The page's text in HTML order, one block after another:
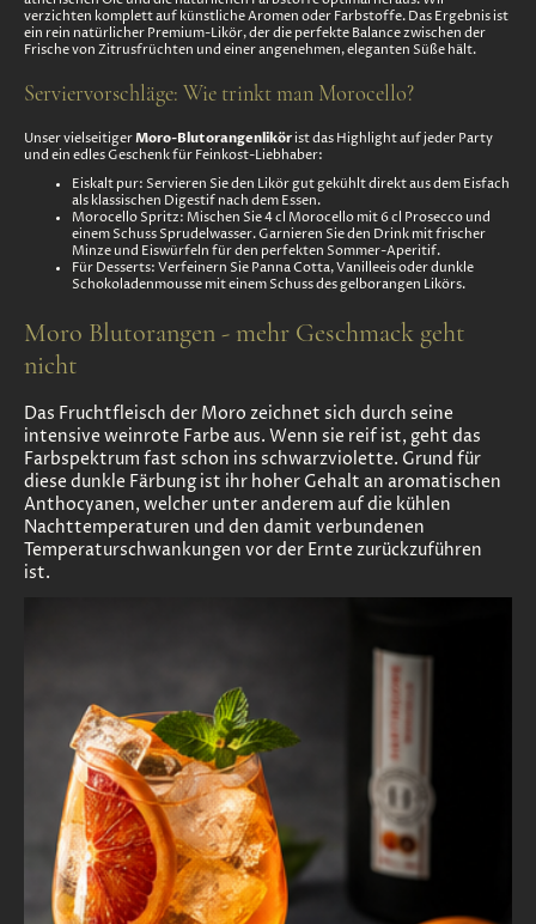
verzichten komplett auf künstliche Aromen oder Farbstoffe. Das Ergebnis ist
ein rein natürlicher Premium-Likör, der die perfekte Balance zwischen der
Frische von Zitrusfrüchten und einer angenehmen, eleganten Süße hält.
Serviervorschläge: Wie trinkt man Morocello?
Unser vielseitigerMoro-Blutorangenlikör ist das Highlight auf jeder Party
und ein edles Geschenk für Feinkost-Liebhaber:
Eiskalt pur: Servieren Sie den Likör gut gekühlt direkt aus dem Eisfach
als klassischen Digestif nach dem Essen.
Morocello Spritz: Mischen Sie 4 cl Morocello mit 6 cl Prosecco und
einem Schuss Sprudelwasser. Garnieren Sie den Drink mit frischer
Minze und Eiswürfeln für den perfekten Sommer-Aperitif.
Für Desserts: Verfeinern Sie Panna Cotta, Vanilleeis oder dunkle
Schokoladenmousse mit einem Schuss des gelborangen Likörs.
Moro Blutorangen - mehr Geschmack geht
nicht
Das Fruchtfleisch der Moro zeichnet sich durch seine
intensive weinrote Farbe aus. Wenn sie reif ist, geht das
Farbspektrum fast schon ins schwarzviolette. Grund für
diese dunkle Färbung ist ihr hoher Gehalt an aromatischen
Anthocyanen, welcher unter anderem auf die kühlen
Nachttemperaturen und den damit verbundenen
Temperaturschwankungen vor der Ernte zurückzuführen
ist.